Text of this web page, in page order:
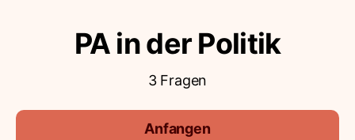
PA in der Politik
3 Fragen
Anfangen